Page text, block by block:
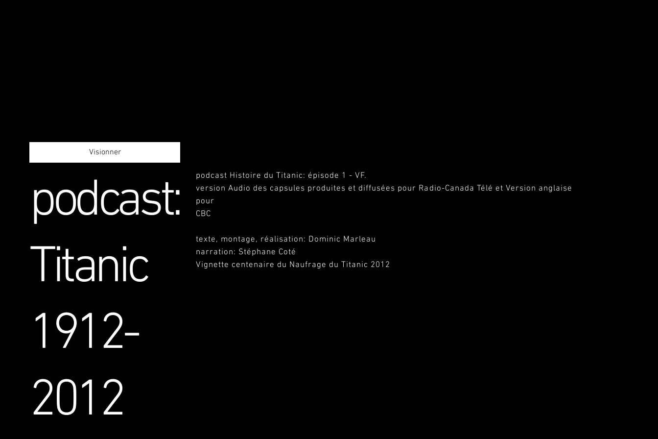
Visionner
podcast:
Titanic
1912-
2012
podcast Histoire du Titanic: épisode 1 - VF.
version Audio des capsules produites et diffusées pour Radio-Canada Télé et Version anglaise
pour
CBC
texte, montage, réalisation: Dominic Marleau
narration: Stéphane Coté
Vignette centenaire du Naufrage du Titanic 2012